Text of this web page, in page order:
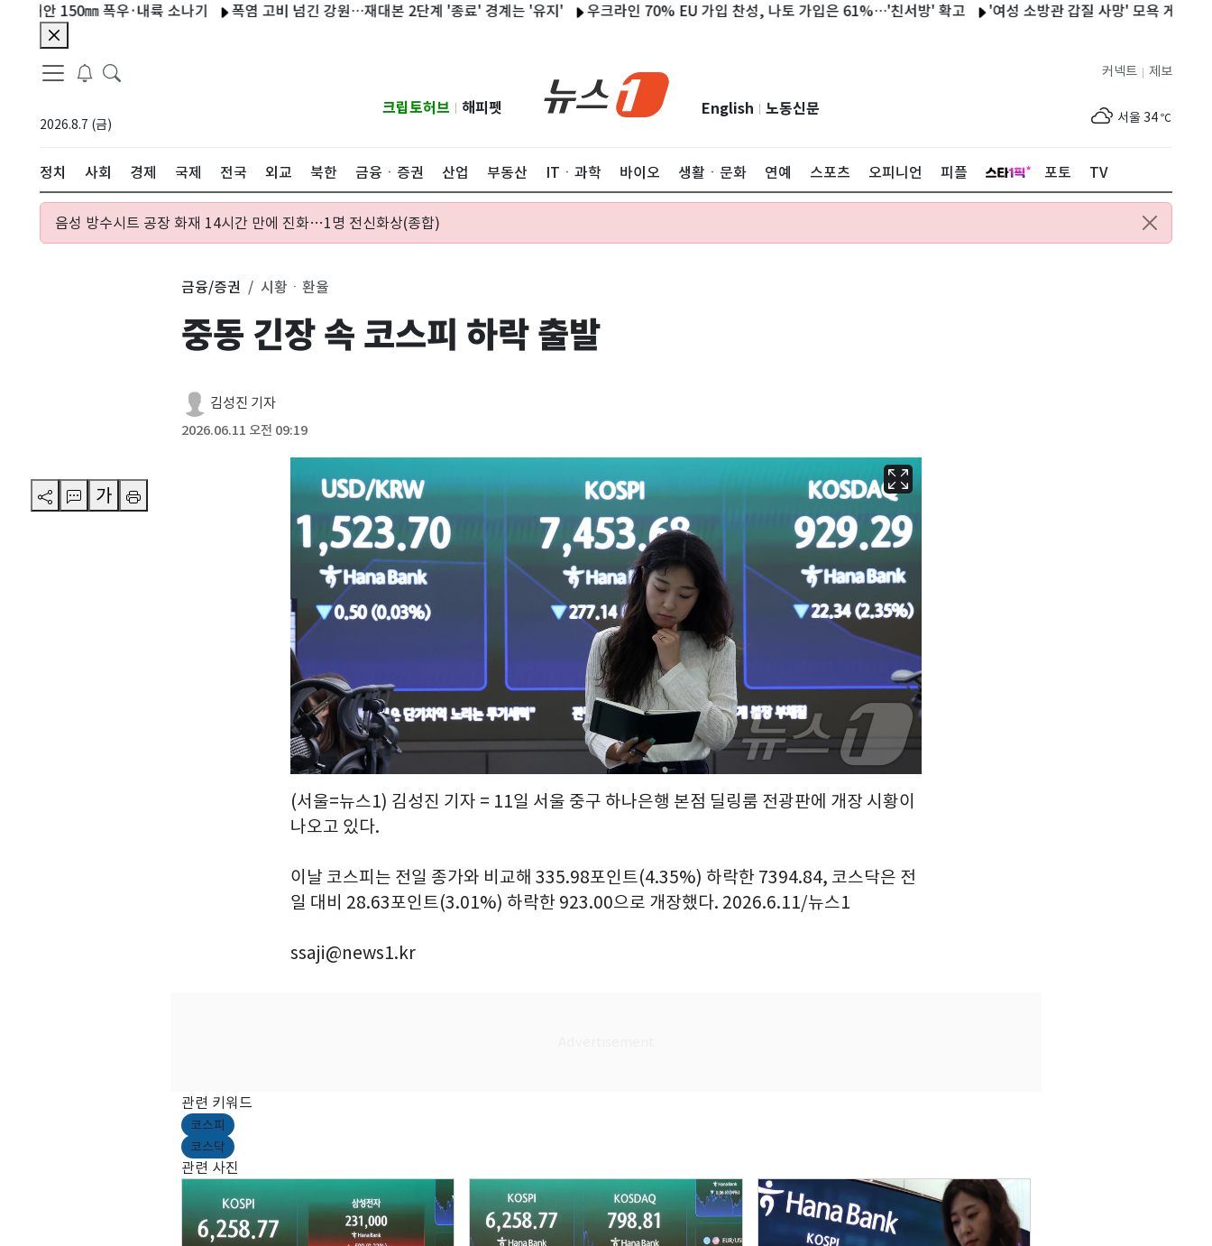
150㎜ 폭우·내륙 소나기 폭염 고비 넘긴 강원…재대본 2단계 '종료' 경계는 '유지' 우크라인 70% EU 가입 찬성, 나토 가입은 61%…'친서방' 확고 '여성 소방관 갑질 사망' 모욕 게시글 작성자
2026.8.7 (금)
크립토허브 해피펫 English 노동신문
제보
커넥트
서울 34 ℃
34
정치 사회 경제 국제 전국 외교 북한 금융ㆍ증권 산업 부동산 ITㆍ과학 바이오 생활ㆍ문화 연예 스포츠 오피니언 피플 포토 TV
음성 방수시트 공장 화재 14시간 만에 진화…1명 전신화상(종합)
가
금융/증권 시황ㆍ환율
중동 긴장 속 코스피 하락 출발
김성진 기자
2026.06.11 오전 09:19
(서울=뉴스1) 김성진 기자 = 11일 서울 중구 하나은행 본점 딜링룸 전광판에 개장 시황이
나오고 있다.
이날 코스피는 전일 종가와 비교해 335.98포인트(4.35%) 하락한 7394.84, 코스닥은 전
일 대비 28.63포인트(3.01%) 하락한 923.00으로 개장했다. 2026.6.11/뉴스1
ssaji@news1.kr
관련 키워드
코스피
코스닥
관련 사진